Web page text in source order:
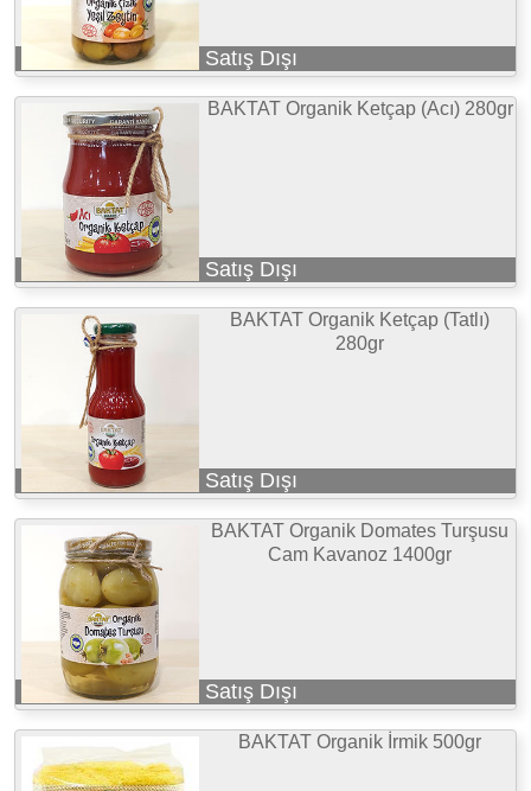
Satış Dışı
BAKTAT Organik Ketçap (Acı) 280gr
Satış Dışı
BAKTAT Organik Ketçap (Tatlı)
280gr
Satış Dışı
BAKTAT Organik Domates Turşusu
Cam Kavanoz 1400gr
Satış Dışı
BAKTAT Organik İrmik 500gr